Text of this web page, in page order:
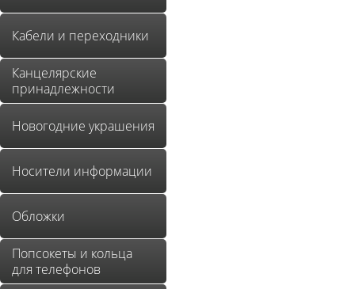
Кабели и переходники
Канцелярские
принадлежности
Новогодние украшения
Носители информации
Обложки
Попсокеты и кольца
для телефонов